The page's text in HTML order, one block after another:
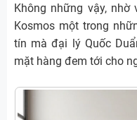
Không những vậy,
Kosmos một trong
tín mà đại lý Quốc
mặt hàng đem tới cho